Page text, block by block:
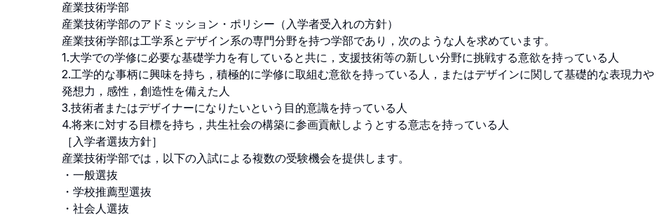
産業技術学部
産業技術学部のアドミッション・ポリシー（入学者受入れの方針）
産業技術学部は工学系とデザイン系の専門分野を持つ学部であり，次のような人を求めています。
1.大学での学修に必要な基礎学力を有していると共に，支援技術等の新しい分野に挑戦する意欲を持っている人
2.工学的な事柄に興味を持ち，積極的に学修に取組む意欲を持っている人，またはデザインに関して基礎的な表現力や
発想力，感性，創造性を備えた人
3.技術者またはデザイナーになりたいという目的意識を持っている人
4.将来に対する目標を持ち，共生社会の構築に参画貢献しようとする意志を持っている人
［入学者選抜方針］
産業技術学部では，以下の入試による複数の受験機会を提供します。
・一般選抜
・学校推薦型選抜
・社会人選抜